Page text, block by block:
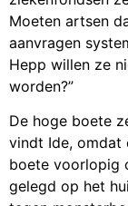
Moeten artsen
aanvragen
Hepp willen ze
worden?”
De hoge boete
vindt Ide, omdat
boete voorlopig
gelegd op het